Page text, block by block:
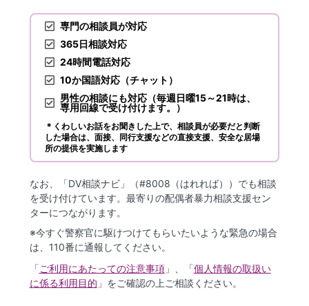
専門の相談員が対応
365日相談対応
24時間電話対応
10か国語対応（チャット）
男性の相談にも対応（毎週日曜15～21時は、
専用回線で受け付けます。）
＊くわしいお話をお聞きした上で、相談員が必要だと判断
した場合は、面接、同行支援などの直接支援、安全な居場
所の提供を実施します
なお、「DV相談ナビ」（#8008（はれれば））でも相談
を受け付けています。最寄りの配偶者暴⼒相談⽀援セン
ターにつながります。
※今すぐ警察官に駆けつけてもらいたいような緊急の場合
は、110番に通報してください。
「ご利用にあたっての注意事項」、「個人情報の取扱い
に係る利用目的 」をご確認の上ご相談ください。